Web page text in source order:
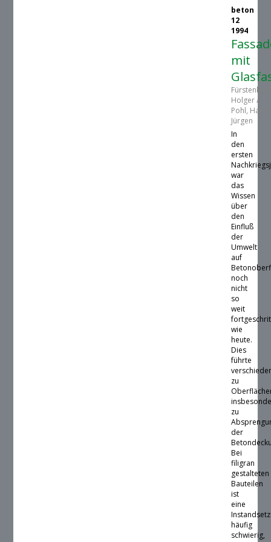
beton
12
1994
mit
Holger /
Pohl,
Jürgen
In
den
ersten
war
das
Wissen
über
den
Einfluß
der
Umwelt
auf
noch
nicht
so
weit
wie
heute.
Dies
führte
zu
zu
der
Bei
filigran
gestalteten
Bauteilen
ist
eine
häufig
schwierig,